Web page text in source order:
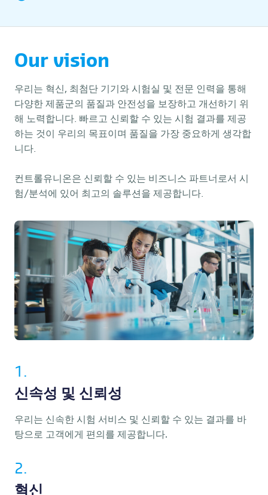
Our vision
우리는 혁신, 최첨단 기기와 시험실 및 전문 인력을 통해
다양한 제품군의 품질과 안전성을 보장하고 개선하기 위
해 노력합니다. 빠르고 신뢰할 수 있는 시험 결과를 제공
하는 것이 우리의 목표이며 품질을 가장 중요하게 생각합
니다.
컨트롤유니온은 신뢰할 수 있는 비즈니스 파트너로서 시
험/분석에 있어 최고의 솔루션을 제공합니다.
1.
신속성 및 신뢰성
우리는 신속한 시험 서비스 및 신뢰할 수 있는 결과를 바
탕으로 고객에게 편의를 제공합니다.
2.
혁신